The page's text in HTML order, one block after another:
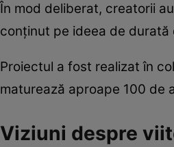
În mod deliberat, creatorii
conținut pe ideea de durată
Proiectul a fost realizat în
maturează aproape 100 de
Viziuni despre